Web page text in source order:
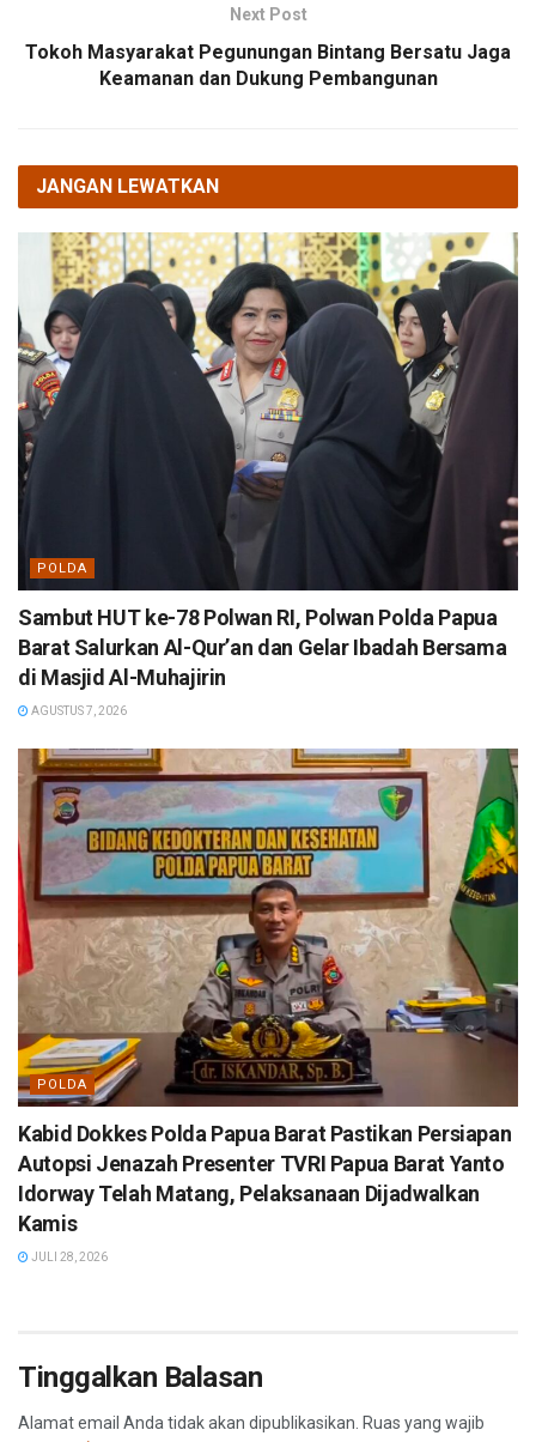
Next Post
Tokoh Masyarakat Pegunungan Bintang Bersatu Jaga
Keamanan dan Dukung Pembangunan
JANGAN LEWATKAN
POLDA
Sambut HUT ke-78 Polwan RI, Polwan Polda Papua
Barat Salurkan Al-Qur’an dan Gelar Ibadah Bersama
di Masjid Al-Muhajirin
AGUSTUS 7, 2026
POLDA
Kabid Dokkes Polda Papua Barat Pastikan Persiapan
Autopsi Jenazah Presenter TVRI Papua Barat Yanto
Idorway Telah Matang, Pelaksanaan Dijadwalkan
Kamis
JULI 28, 2026
Tinggalkan Balasan
Alamat email Anda tidak akan dipublikasikan. Ruas yang wajib